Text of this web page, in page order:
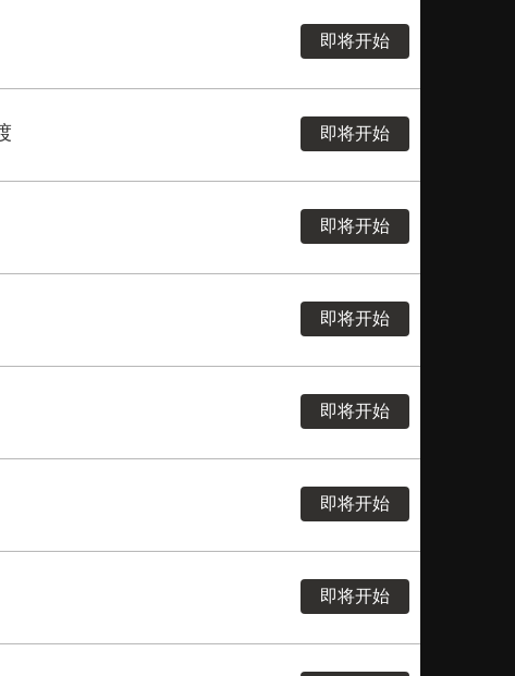
即将开始
即将开始
即将开始
即将开始
即将开始
即将开始
即将开始